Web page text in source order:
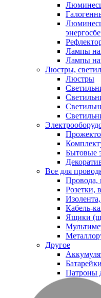
Лампы
Лампы
Люстры,
Люстры
Бытовые
Все для
Провода,
Розетки,
Кабель-
Ящики
Другое
Батарейки
Патроны